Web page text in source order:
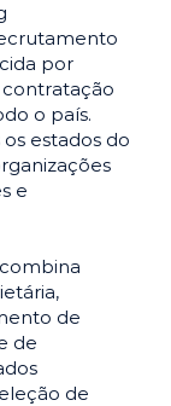
por
o país.
estados do
e
de
de
de